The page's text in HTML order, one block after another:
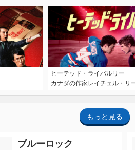
ヒーテッド・ライバルリー
カナダの作家レイチェル・リ
もっと見る
ブルーロック